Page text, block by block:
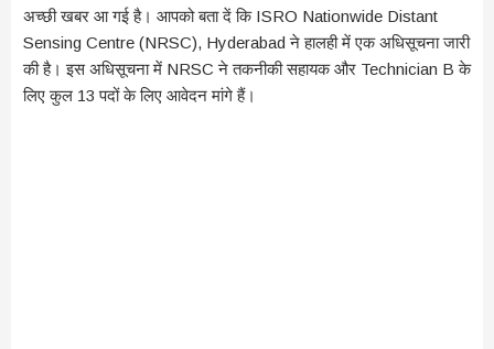
अच्छी खबर आ गई है। आपको बता दें कि ISRO Nationwide Distant
Sensing Centre (NRSC), Hyderabad ने हालही में एक अधिसूचना जारी
की है। इस अधिसूचना में NRSC ने तकनीकी सहायक और Technician B के
लिए कुल 13 पदों के लिए आवेदन मांगे हैं।